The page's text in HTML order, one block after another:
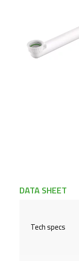
DATA SHEET
Tech specs